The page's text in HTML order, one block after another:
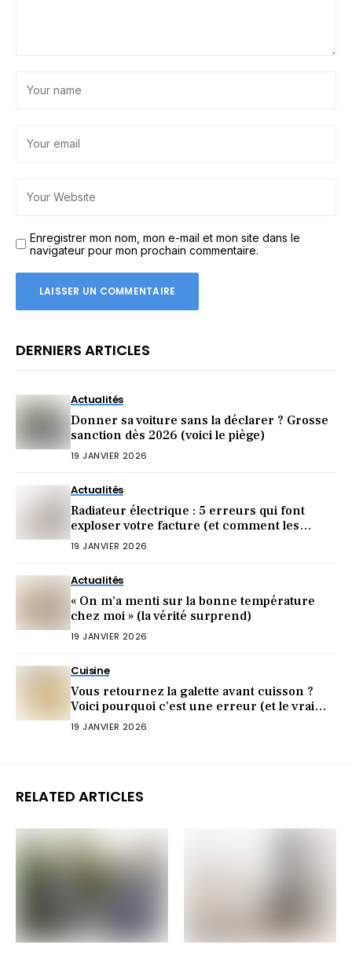
Enregistrer mon nom, mon e-mail et mon site dans le
navigateur pour mon prochain commentaire.
DERNIERS ARTICLES
Actualités
Donner sa voiture sans la déclarer ? Grosse
sanction dès 2026 (voici le piège)
19 JANVIER 2026
Actualités
Radiateur électrique : 5 erreurs qui font
exploser votre facture (et comment les
éviter)
19 JANVIER 2026
Actualités
« On m’a menti sur la bonne température
chez moi » (la vérité surprend)
19 JANVIER 2026
Cuisine
Vous retournez la galette avant cuisson ?
Voici pourquoi c’est une erreur (et le vrai
geste)
19 JANVIER 2026
RELATED ARTICLES